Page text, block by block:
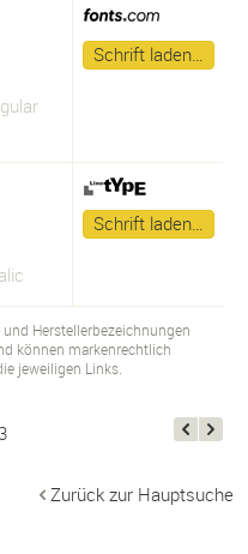
Schrift laden…
Schrift laden…
und Herstellerbezeichnungen
können markenrechtlich
jeweiligen Links.
Zurück zur Hauptsuche